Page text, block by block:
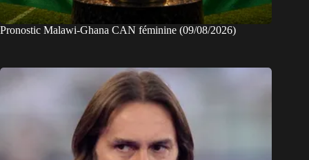
Pronostic Malawi-Ghana CAN féminine (09/08/2026)